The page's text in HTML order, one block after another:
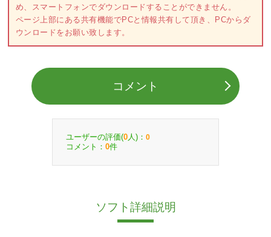
め、スマートフォンでダウンロードすることができません。
ページ上部にある共有機能でPCと情報共有して頂き、PCからダ
ウンロードをお願い致します。
コメント
ユーザーの評価(0 人)： 0
コメント： 0件
ソフト詳細説明